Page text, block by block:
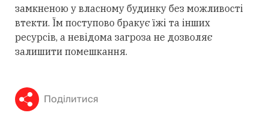
замкненою у власному будинку без можливості
втекти. Їм поступово бракує їжі та інших
ресурсів, а невідома загроза не дозволяє
залишити помешкання.
Поділитися